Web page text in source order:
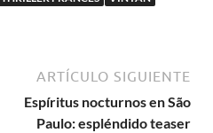
ARTÍCULO SIGUIENTE
Espíritus nocturnos en São
Paulo: espléndido teaser